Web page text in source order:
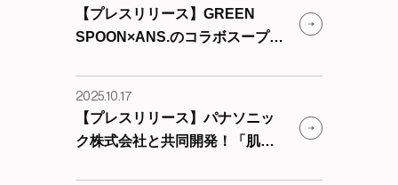
【プレスリリース】GREEN
SPOON×ANS.のコラボスープセ
2025.10.17
【プレスリリース】パナソニッ
ク株式会社と共同開発！「肌の